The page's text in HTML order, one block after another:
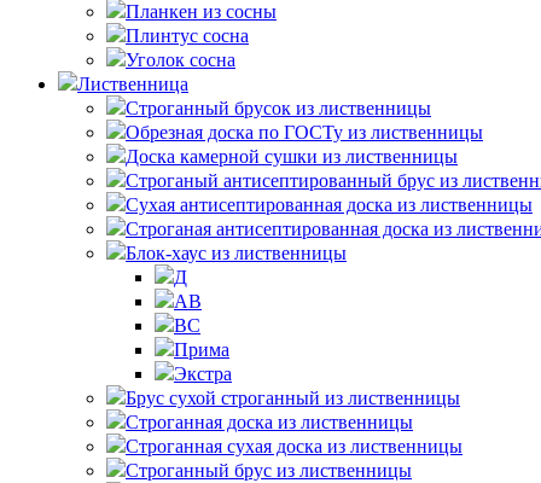
Планкен из сосны
Плинтус сосна
Уголок сосна
Лиственница
Строганный брусок из лиственницы
Обрезная доска по ГОСТу из лиственницы
Доска камерной сушки из лиственницы
Строганый антисептированный брус из
Сухая антисептированная доска из лиственницы
Строганая антисептированная доска из
Блок-хаус из лиственницы
Д
АВ
ВС
Прима
Экстра
Брус сухой строганный из лиственницы
Строганная доска из лиственницы
Строганная сухая доска из лиственницы
Строганный брус из лиственницы